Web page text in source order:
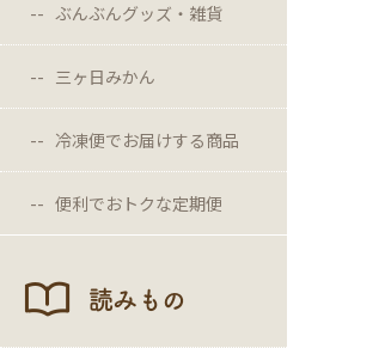
ぶんぶんグッズ・雑貨
三ヶ日みかん
冷凍便でお届けする商品
便利でおトクな定期便
読みもの